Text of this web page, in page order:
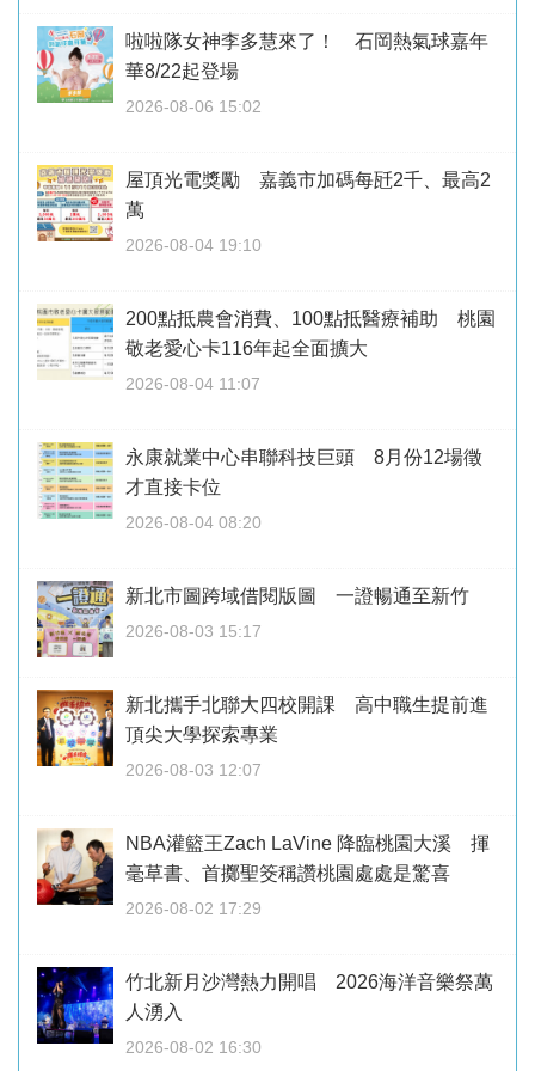
啦啦隊女神李多慧來了！ 石岡熱氣球嘉年
華8/22起登場
2026-08-06 15:02
屋頂光電獎勵 嘉義市加碼每瓩2千、最高2
萬
2026-08-04 19:10
200點抵農會消費、100點抵醫療補助 桃園
敬老愛心卡116年起全面擴大
2026-08-04 11:07
永康就業中心串聯科技巨頭 8月份12場徵
才直接卡位
2026-08-04 08:20
新北市圖跨域借閱版圖 一證暢通至新竹
2026-08-03 15:17
新北攜手北聯大四校開課 高中職生提前進
頂尖大學探索專業
2026-08-03 12:07
NBA灌籃王Zach LaVine 降臨桃園大溪 揮
毫草書、首擲聖筊稱讚桃園處處是驚喜
2026-08-02 17:29
竹北新月沙灣熱力開唱 2026海洋音樂祭萬
人湧入
2026-08-02 16:30